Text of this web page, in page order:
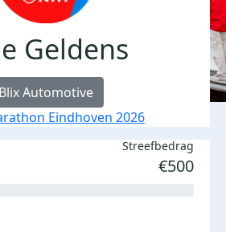
Geldens
Blix Automotive
Eindhoven 2026
Streefbedrag
€500